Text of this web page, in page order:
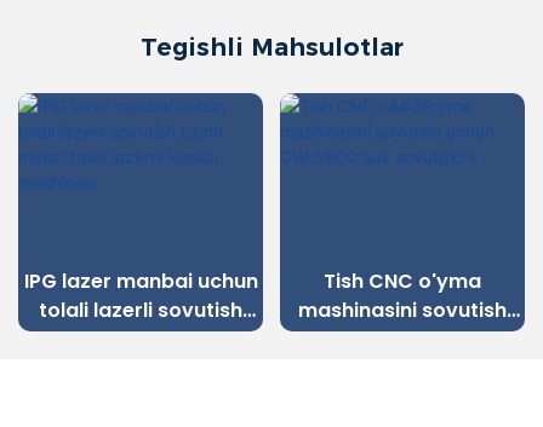
Tegishli Mahsulotlar
IPG lazer manbai uchun
tolali lazerli sovutish
tizimi metall tolali
Tish CNC o'yma
mashinasini sovutish
uchun CW-5000 suv